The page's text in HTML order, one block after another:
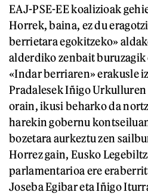
EAJ-PSE-EE koalizioak
Horrek, baina, ez du
berrietara egokitzeko»
alderdiko zenbait buruzagik
«Indar berriaren» erakusle
Pradalesek Iñigo Urkulluren
orain, ikusi beharko da
harekin gobernu
bozetara aurkeztu zen
Horrez gain, Eusko
parlamentarioa ere
Joseba Egibar eta Iñigo